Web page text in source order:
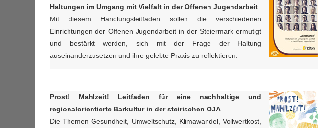
Haltungen im Umgang mit Vielfalt in der Offenen Jugendarbeit
Mit diesem Handlungsleitfaden sollen die verschiedenen
Einrichtungen der Offenen Jugendarbeit in der Steiermark ermutigt
und bestärkt werden, sich mit der Frage der Haltung
auseinanderzusetzen und ihre gelebte Praxis zu reflektieren.
Prost! Mahlzeit! Leitfaden für eine nachhaltige und
regionalorientierte Barkultur in der steirischen OJA
Die Themen Gesundheit, Umweltschutz, Klimawandel, Vollwertkost,